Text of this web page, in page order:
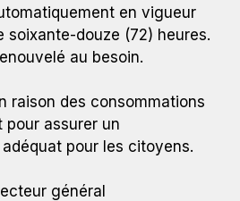
en vigueur
soixante-douze (72) heures.
au besoin.
raison des consommations
pour assurer un
pour les citoyens.
général